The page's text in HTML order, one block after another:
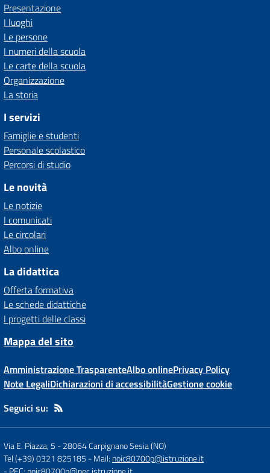
Presentazione
I luoghi
Le persone
I numeri della scuola
Le carte della scuola
Organizzazione
La storia
I servizi
Famiglie e studenti
Personale scolastico
Percorsi di studio
Le novità
Le notizie
I comunicati
Le circolari
Albo online
La didattica
Offerta formativa
Le schede didattiche
I progetti delle classi
Mappa del sito
Amministrazione TrasparenteAlbo onlinePrivacy Policy
Note LegaliDichiarazioni di accessibilitàGestione cookie
Seguici su:
Via E. Piazza, 5 -28064 Carpignano Sesia (NO)
Tel (+39) 0321 825185 - Mail: noic80700p@istruzione.it